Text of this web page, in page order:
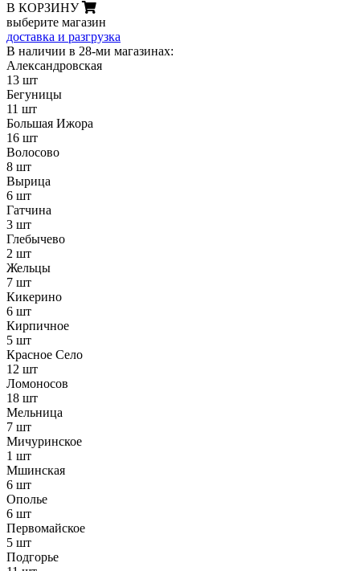
В КОРЗИНУ
выберите магазин
доставка и разгрузка
В наличии в 28-ми магазинах:
Александровская
13 шт
Бегуницы
11 шт
Большая Ижора
16 шт
Волосово
8 шт
Вырица
6 шт
Гатчина
3 шт
Глебычево
2 шт
Жельцы
7 шт
Кикерино
6 шт
Кирпичное
5 шт
Красное Село
12 шт
Ломоносов
18 шт
Мельница
7 шт
Мичуринское
1 шт
Мшинская
6 шт
Ополье
6 шт
Первомайское
5 шт
Подгорье